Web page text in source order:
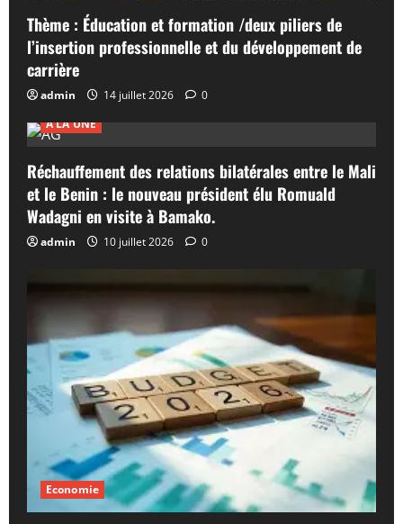
Thème : Éducation et formation /deux piliers de
l’insertion professionnelle et du développement de
carrière
admin 14 juillet 2026
0
A LA UNE
Réchauffement des relations bilatérales entre le Mali
et le Benin : le nouveau président élu Romuald
Wadagni en visite à Bamako.
admin 10 juillet 2026 0
Economie